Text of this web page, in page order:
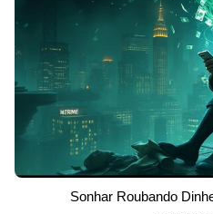
Sonhar Roubando